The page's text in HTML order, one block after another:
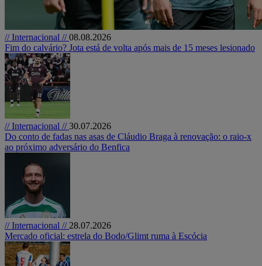
// Internacional //08.08.2026
Fim do calvário? Jota está de volta após mais de 15 meses lesionado
// Internacional //30.07.2026
Do conto de fadas nas asas de Cláudio Braga à renovação: o raio-x
ao próximo adversário do Benfica
// Internacional // 28.07.2026
Mercado oficial: estrela do Bodo/Glimt ruma à Escócia